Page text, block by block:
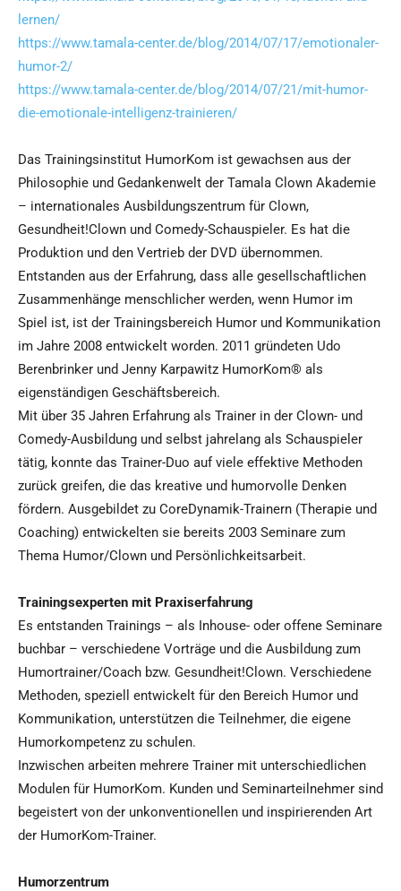
lernen/
https://www.tamala-center.de/blog/2014/07/17/emotionaler-
humor-2/
https://www.tamala-center.de/blog/2014/07/21/mit-humor-
die-emotionale-intelligenz-trainieren/
Das Trainingsinstitut HumorKom ist gewachsen aus der
Philosophie und Gedankenwelt der Tamala Clown Akademie
– internationales Ausbildungszentrum für Clown,
Gesundheit!Clown und Comedy-Schauspieler. Es hat die
Produktion und den Vertrieb der DVD übernommen.
Entstanden aus der Erfahrung, dass alle gesellschaftlichen
Zusammenhänge menschlicher werden, wenn Humor im
Spiel ist, ist der Trainingsbereich Humor und Kommunikation
im Jahre 2008 entwickelt worden. 2011 gründeten Udo
Berenbrinker und Jenny Karpawitz HumorKom® als
eigenständigen Geschäftsbereich.
Mit über 35 Jahren Erfahrung als Trainer in der Clown- und
Comedy-Ausbildung und selbst jahrelang als Schauspieler
tätig, konnte das Trainer-Duo auf viele effektive Methoden
zurück greifen, die das kreative und humorvolle Denken
fördern. Ausgebildet zu CoreDynamik-Trainern (Therapie und
Coaching) entwickelten sie bereits 2003 Seminare zum
Thema Humor/Clown und Persönlichkeitsarbeit.
Trainingsexperten mit Praxiserfahrung
Es entstanden Trainings – als Inhouse- oder offene Seminare
buchbar – verschiedene Vorträge und die Ausbildung zum
Humortrainer/Coach bzw. Gesundheit!Clown. Verschiedene
Methoden, speziell entwickelt für den Bereich Humor und
Kommunikation, unterstützen die Teilnehmer, die eigene
Humorkompetenz zu schulen.
Inzwischen arbeiten mehrere Trainer mit unterschiedlichen
Modulen für HumorKom. Kunden und Seminarteilnehmer sind
begeistert von der unkonventionellen und inspirierenden Art
der HumorKom-Trainer.
Humorzentrum